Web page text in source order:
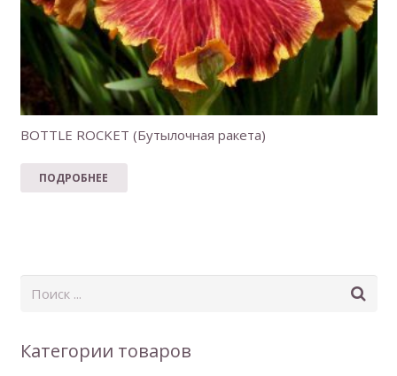
BOTTLE ROCKET (Бутылочная ракета)
ПОДРОБНЕЕ
Категории товаров